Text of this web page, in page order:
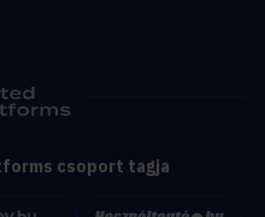
csoport tagja